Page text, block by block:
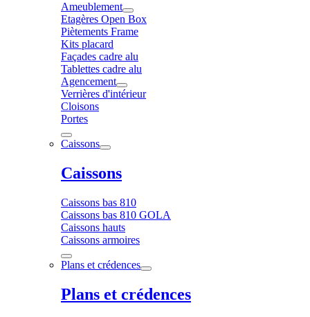
Ameublement
Etagères Open Box
Piètements Frame
Kits placard
Façades cadre alu
Tablettes cadre alu
Agencement
Verrières d'intérieur
Cloisons
Portes
Caissons
Caissons
Caissons bas 810
Caissons bas 810 GOLA
Caissons hauts
Caissons armoires
Plans et crédences
Plans et crédences